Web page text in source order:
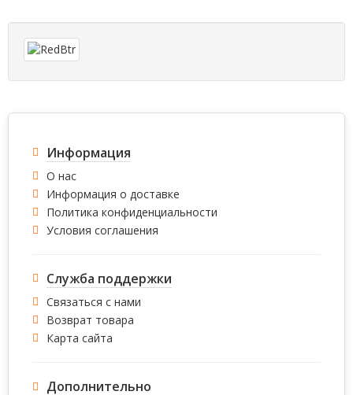
Информация
О нас
Информация о доставке
Политика конфиденциальности
Условия соглашения
Служба поддержки
Связаться с нами
Возврат товара
Карта сайта
Дополнительно